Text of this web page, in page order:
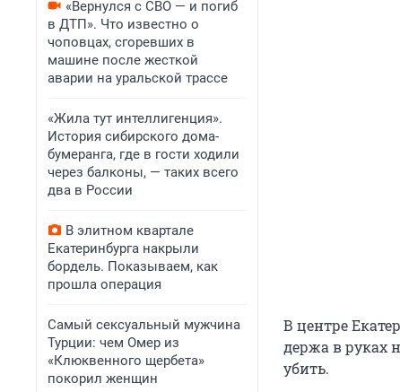
«Вернулся с СВО — и погиб
в ДТП». Что известно о
чоповцах, сгоревших в
машине после жесткой
аварии на уральской трассе
«Жила тут интеллигенция».
История сибирского дома-
бумеранга, где в гости ходили
через балконы, — таких всего
два в России
В элитном квартале
Екатеринбурга накрыли
бордель. Показываем, как
прошла операция
Самый сексуальный мужчина
Турции: чем Омер из
«Клюквенного щербета»
покорил женщин
В центре
держа в руках
убить.